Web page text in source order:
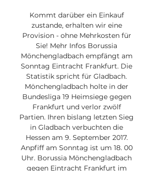
Kommt darüber ein Einkauf
zustande, erhalten wir eine
Provision - ohne Mehrkosten für
Sie! Mehr Infos Borussia
Mönchengladbach empfängt am
Sonntag Eintracht Frankfurt. Die
Statistik spricht für Gladbach.
Mönchengladbach holte in der
Bundesliga 19 Heimsiege gegen
Frankfurt und verlor zwölf
Partien. Ihren bislang letzten Sieg
in Gladbach verbuchten die
Hessen am 9. September 2017.
Anpfiff am Sonntag ist um 18. 00
Uhr. Borussia Mönchengladbach
gegen Eintracht Frankfurt im